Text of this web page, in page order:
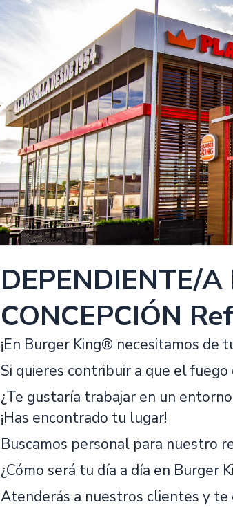
DEPENDIENTE/
CONCEPCIÓN
¡En Burger King® necesitamos de
Si quieres contribuir a que el
¿Te gustaría trabajar en un
¡Has encontrado tu lugar!
Buscamos personal para nuestro
¿Cómo será tu día a día en Burger
Atenderás a nuestros clientes y te